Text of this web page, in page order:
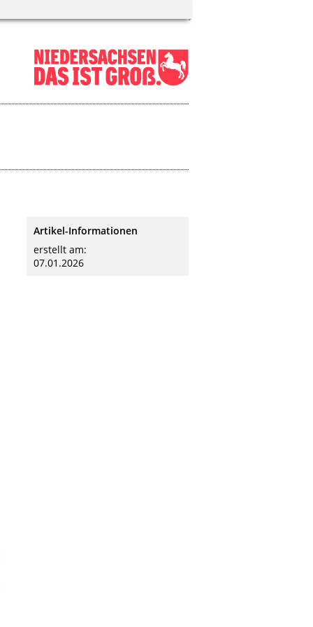
Artikel-Informationen
erstellt am:
07.01.2026